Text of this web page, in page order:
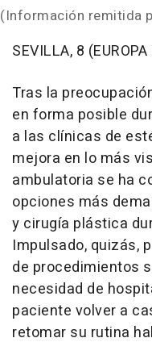
(Información remitida
SEVILLA, 8 (EUROPA
Tras la
en forma posible
a las clínicas de
mejora en lo más
ambulatoria se ha
opciones más
y cirugía plástica
Impulsado, quizás,
de procedimientos
necesidad de
paciente volver a
retomar su rutina